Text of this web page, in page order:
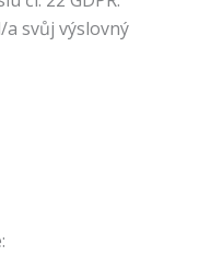
svůj výslovný